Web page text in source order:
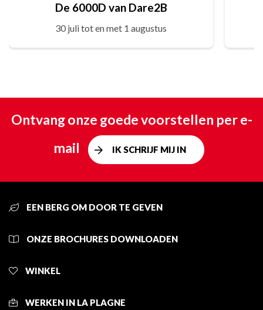
De 6000D van Dare2B
30 juli tot en met 1 augustus
Ontvang onze goede voorstellen per e-
mail
IK SCHRIJF MIJ IN
EEN BERG OM DOOR TE GEVEN
ONZE BROCHURES DOWNLOADEN
WINKEL
WERKEN IN LA PLAGNE